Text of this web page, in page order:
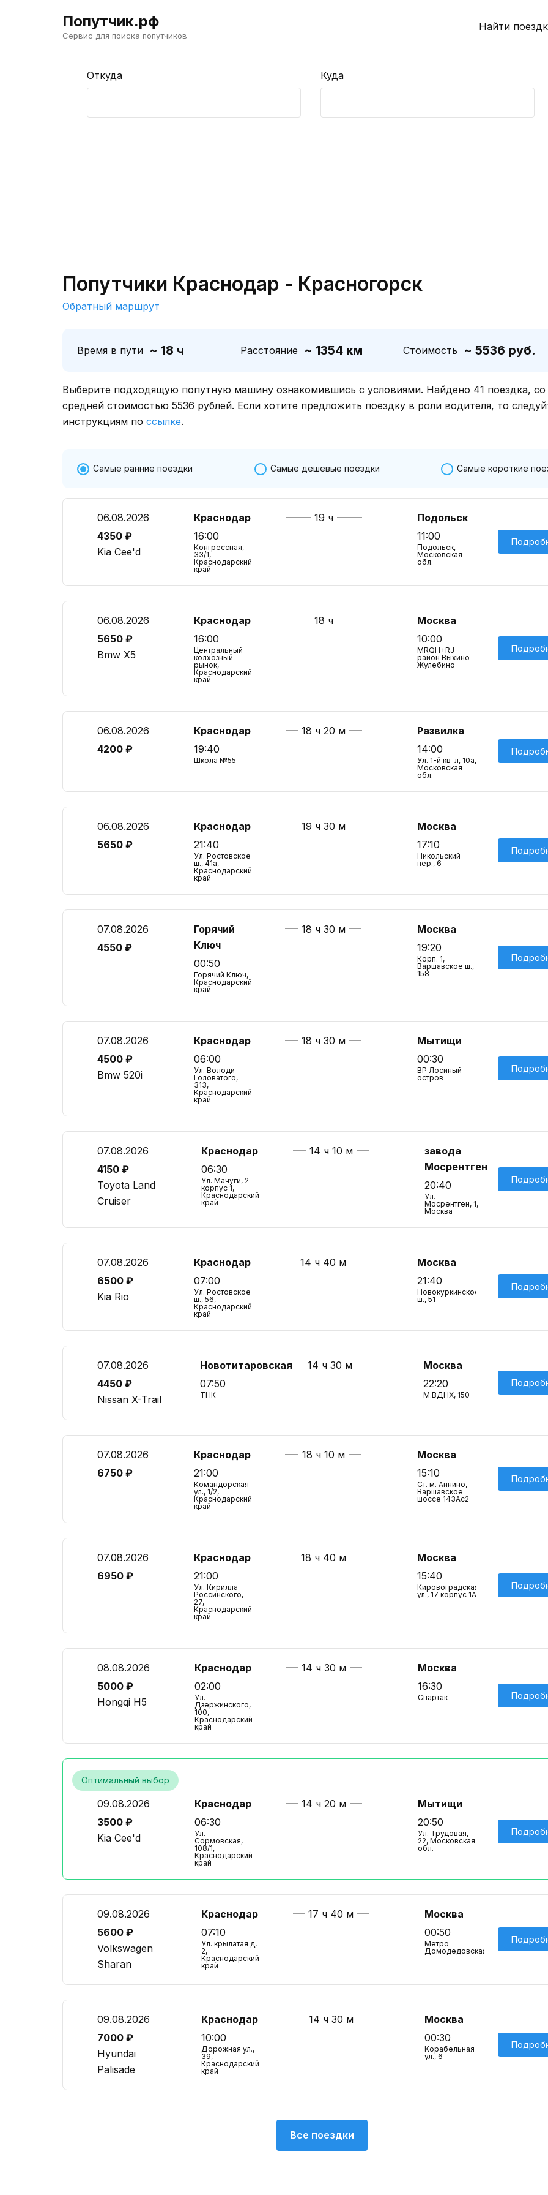
Попутчик.рф
Сервис для поиска попутчиков
Найти
Откуда Куда
Попутчики Краснодар - Красногорск
Обратный маршрут
Время в пути ~ 18 ч Расстояние ~ 1354 км Стоимость ~ 5536 руб.
Выберите подходящую попутную машину ознакомившись с условиями. Найдено 41 поездка, со
средней стоимостью 5536 рублей. Если хотите предложить поездку в роли водителя, то
инструкциям по ссылке.
Самые ранние поездки Самые дешевые поездки Самые короткие
06.08.2026
4350 ₽
Kia Cee'd
Краснодар
16:00
Конгрессная,
33/1,
Краснодарский
край
19 ч
Подольск
11:00
Подольск,
Московская
обл.
06.08.2026
5650 ₽
Bmw X5
Краснодар
16:00
Центральный
колхозный
рынок,
Краснодарский
край
18 ч
Москва
10:00
MRQH+RJ
район Выхино-
Жулебино
06.08.2026
4200 ₽
Краснодар
19:40
Школа №55
18 ч 20 м
Развилка
14:00
Ул. 1-й кв-л, 10а,
Московская
обл.
06.08.2026
5650 ₽
Краснодар
21:40
Ул. Ростовское
ш., 41а,
Краснодарский
край
19 ч 30 м
Москва
17:10
Никольский
пер., 6
07.08.2026
4550 ₽
Горячий
Ключ
00:50
Горячий Ключ,
Краснодарский
край
18 ч 30 м
Москва
19:20
Корп. 1,
Варшавское ш.,
158
07.08.2026
4500 ₽
Bmw 520i
Краснодар
06:00
Ул. Володи
Головатого,
313,
Краснодарский
край
18 ч 30 м
Мытищи
00:30
BP Лосиный
остров
07.08.2026
4150 ₽
Toyota Land
Cruiser
Краснодар
06:30
Ул. Мачуги, 2
корпус 1,
Краснодарский
край
14 ч 10 м
завода
Мосрентген
20:40
Ул.
Мосрентген, 1,
Москва
07.08.2026
6500 ₽
Kia Rio
Краснодар
07:00
Ул. Ростовское
ш., 56,
Краснодарский
край
14 ч 40 м
Москва
21:40
Новокуркинское
ш., 51
07.08.2026
4450 ₽
Nissan X-Trail
Новотитаровская
07:50
ТНК
14 ч 30 м
Москва
22:20
М.ВДНХ, 150
07.08.2026
6750 ₽
Краснодар
21:00
Командорская
ул., 1/2,
Краснодарский
край
18 ч 10 м
Москва
15:10
Ст. м. Аннино,
Варшавское
шоссе 143Ас2
07.08.2026
6950 ₽
Краснодар
21:00
Ул. Кирилла
Россинского,
27,
Краснодарский
край
18 ч 40 м
Москва
15:40
Кировоградская
ул., 17 корпус 1А
08.08.2026
5000 ₽
Hongqi H5
Краснодар
02:00
Ул.
Дзержинского,
100,
Краснодарский
край
14 ч 30 м
Москва
16:30
Спартак
Оптимальный выбор
09.08.2026
3500 ₽
Kia Cee'd
Краснодар
06:30
Ул.
Сормовская,
108/1,
Краснодарский
край
14 ч 20 м
Мытищи
20:50
Ул. Трудовая,
22, Московская
обл.
09.08.2026
5600 ₽
Volkswagen
Sharan
Краснодар
07:10
Ул. крылатая д,
2,
Краснодарский
край
17 ч 40 м
Москва
00:50
Метро
Домодедовская
09.08.2026
7000 ₽
Hyundai
Palisade
Краснодар
10:00
Дорожная ул.,
39,
Краснодарский
край
14 ч 30 м
Москва
00:30
Корабельная
ул., 6
Все поездки